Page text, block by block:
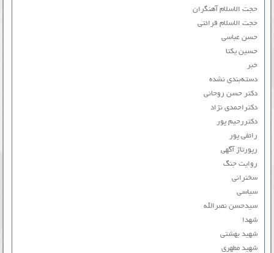
حجت الاسلام آهنگران
حجت الاسلام قرائتی
حسن عباسی
حسین یکتا
خبر
دسته‌بندی نشده
دکتر حسن روحانی
دکتراحمدی نژاد
دکتررحیم پور
رائفی پور
رپورتاژ آگهی
روایت جنگ
سخنرانی
سیاسی
سیدحسن نصرالله
شهدا
شهید بهشتی
شهید مطهری